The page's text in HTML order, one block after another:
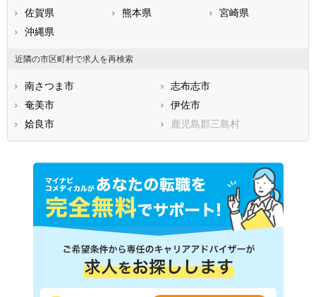
佐賀県
熊本県
宮崎県
沖縄県
近隣の市区町村で求人を再検索
南さつま市
志布志市
奄美市
伊佐市
姶良市
鹿児島郡三島村